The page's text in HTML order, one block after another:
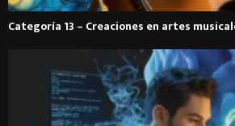
Categoría 13 – Creaciones en artes